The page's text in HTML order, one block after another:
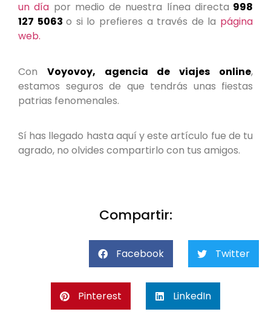
un día por medio de nuestra línea directa 998
127 5063o si lo prefieres a través de la página
web.
Con Voyovoy, agencia de viajes online,
estamos seguros de que tendrás unas fiestas
patrias fenomenales.
Sí has llegado hasta aquí y este artículo fue de tu
agrado, no olvides compartirlo con tus amigos.
Compartir:
Facebook Twitter
Pinterest LinkedIn